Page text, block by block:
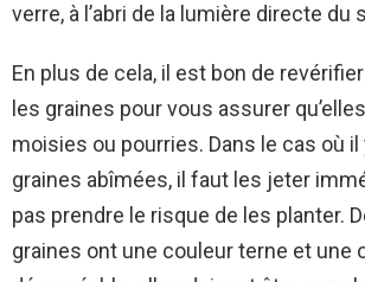
verre, à l’abri de la lumière directe du
En plus de cela, il est bon de
les graines pour vous assurer
moisies ou pourries. Dans le cas où il
graines abîmées, il faut les jeter
pas prendre le risque de les planter.
graines ont une couleur terne et une